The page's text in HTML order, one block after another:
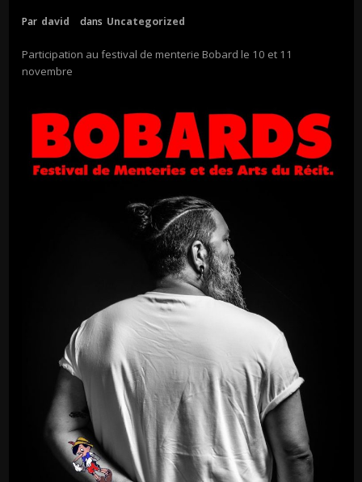
Par david dans Uncategorized
Participation au festival de menterie Bobard le 10 et 11
novembre